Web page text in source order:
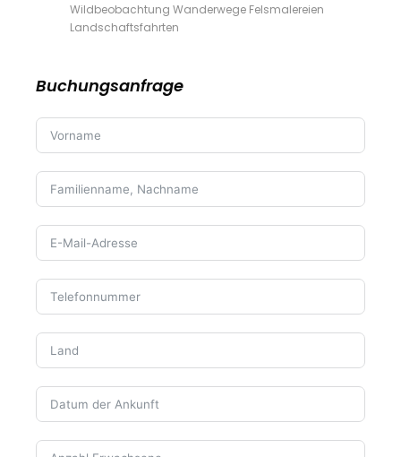
Wildbeobachtung Wanderwege Felsmalereien
Landschaftsfahrten
Buchungsanfrage